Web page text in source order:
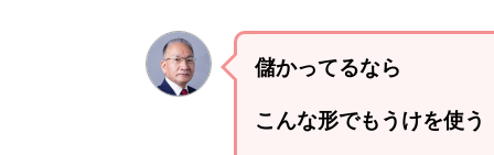
儲かってるなら
こんな形でもうけを使う